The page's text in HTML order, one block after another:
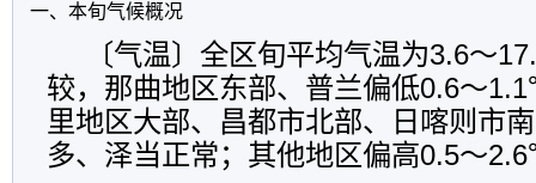
一、本旬气候概况
〔气温〕全区旬平均气温为3.6～
较，那曲地区东部、普兰偏低0.6～
里地区大部、昌都市北部、日喀则市
多、泽当正常；其他地区偏高0.5～